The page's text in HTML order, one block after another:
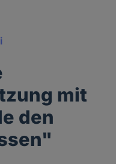
mit
den